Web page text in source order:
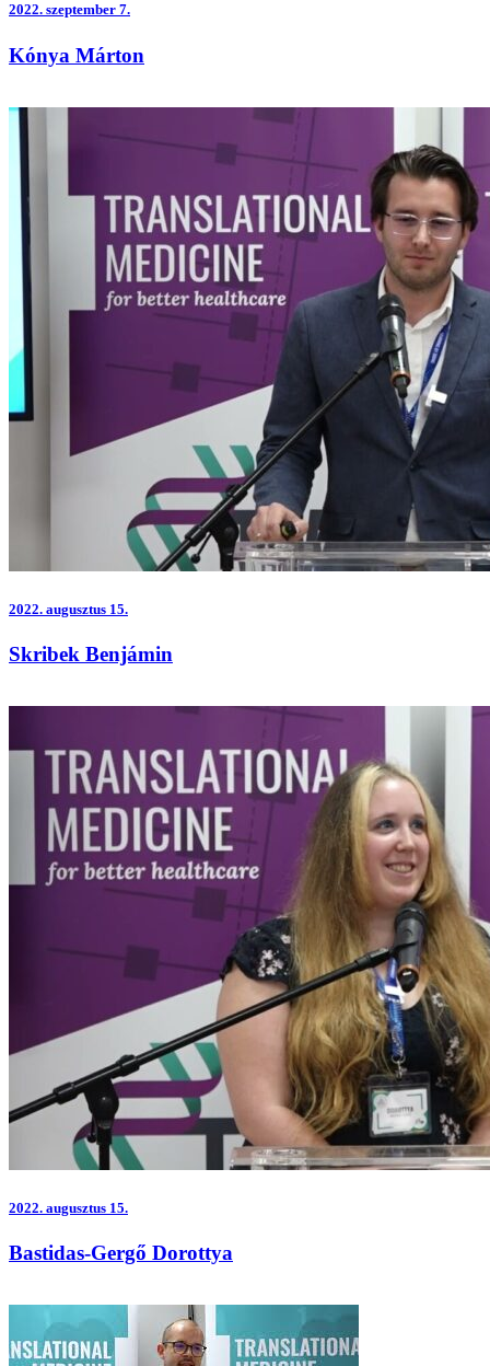
2022. szeptember 7.
Kónya Márton
2022. augusztus 15.
Skribek Benjámin
2022. augusztus 15.
Bastidas-Gergő Dorottya